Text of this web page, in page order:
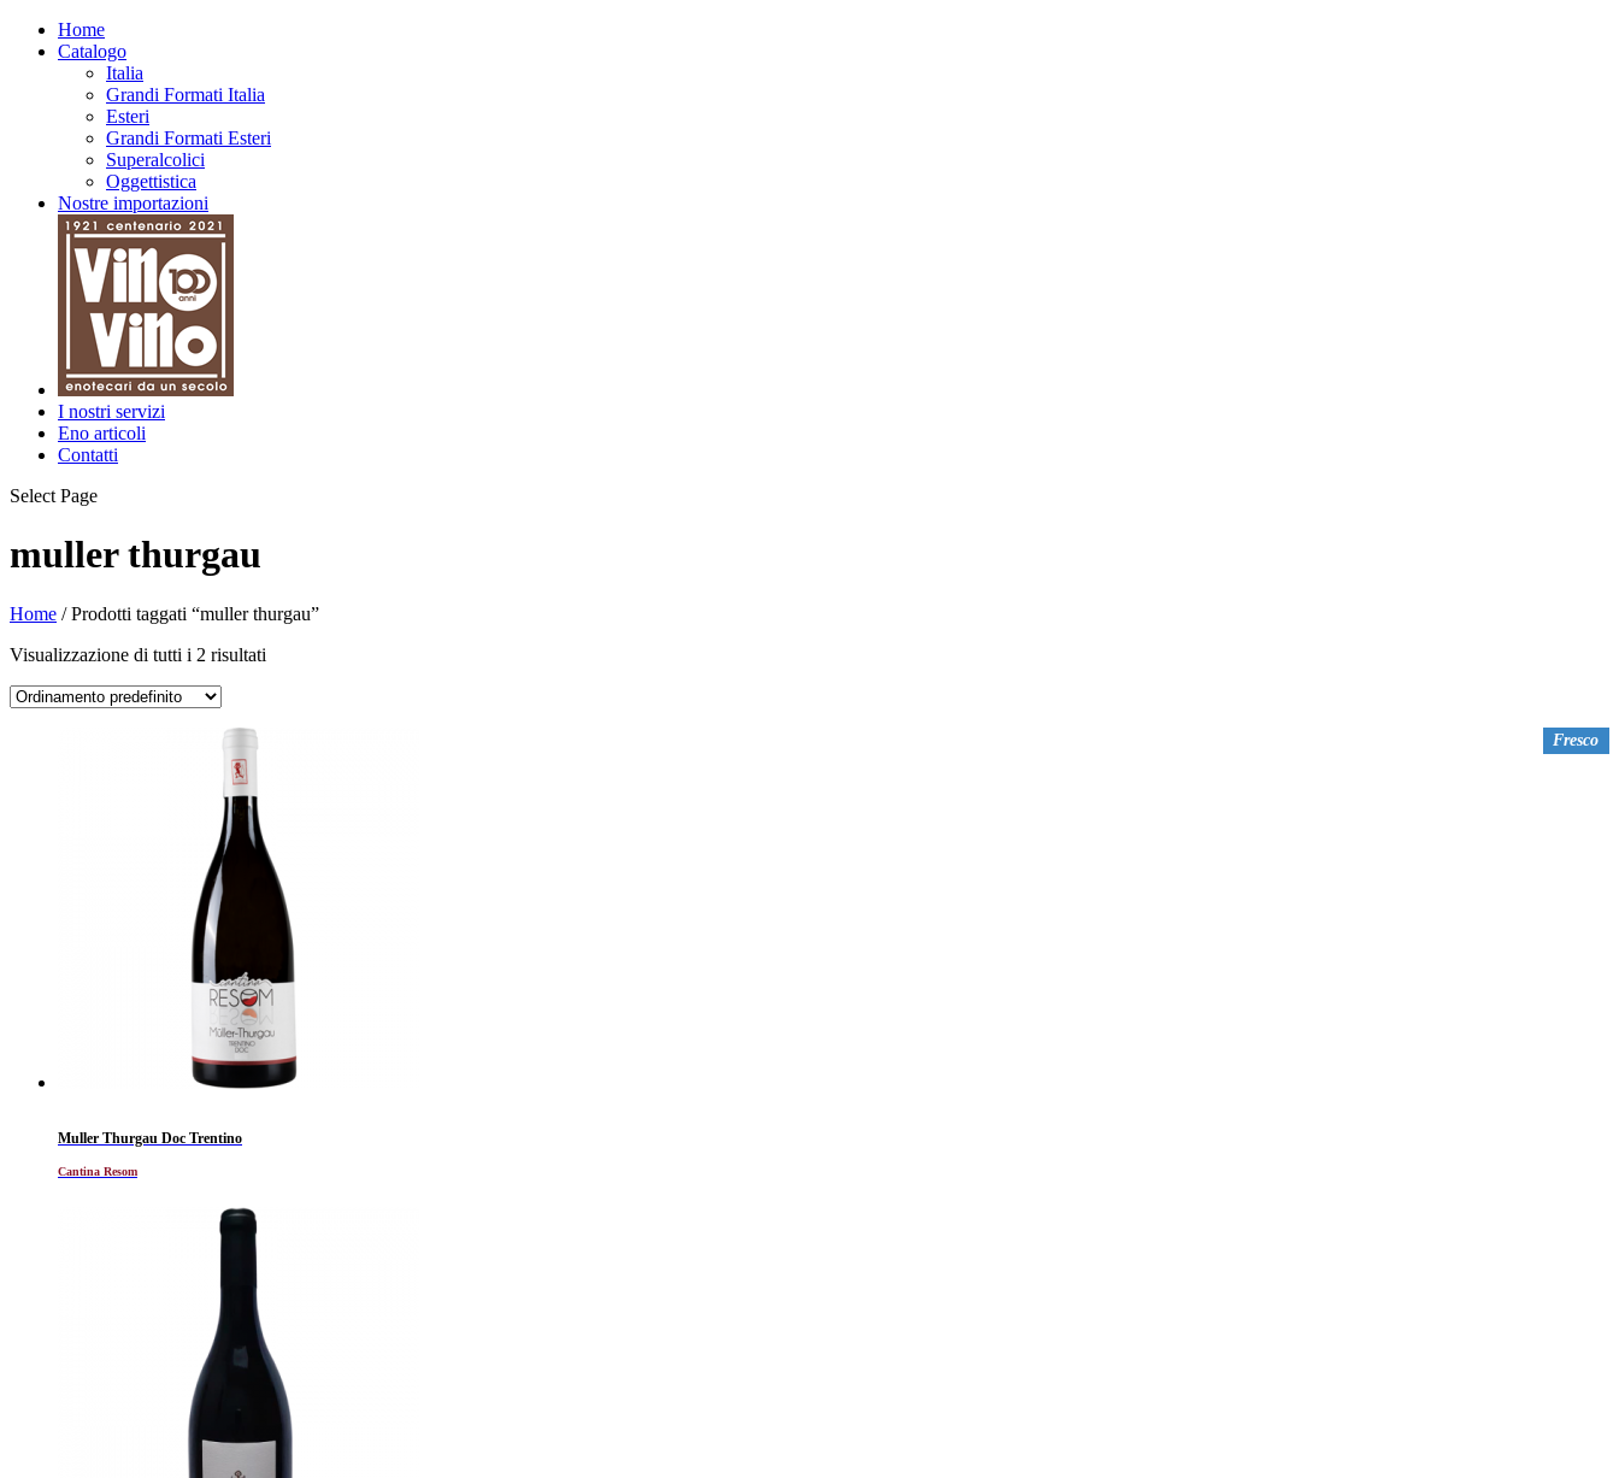
Home
Catalogo
Italia
Grandi Formati Italia
Esteri
Grandi Formati Esteri
Superalcolici
Oggettistica
Nostre importazioni
I nostri servizi
Eno articoli
Contatti
Select Page
muller thurgau
Home / Prodotti taggati “muller thurgau”
Visualizzazione di tutti i 2 risultati
Fresco
Muller Thurgau Doc Trentino
Cantina Resom